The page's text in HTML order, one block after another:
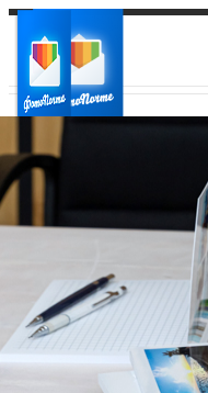
Ваш регион доставки
Выберите из списка: